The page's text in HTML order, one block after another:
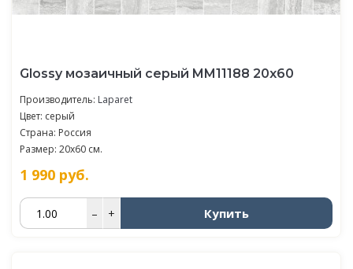
Glossy мозаичный серый MM11188 20х60
Производитель: Laparet
Цвет: серый
Страна: Россия
Размер: 20x60 см.
1 990 руб.
– + Купить